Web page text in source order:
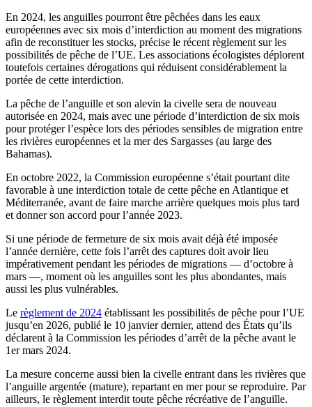
En 2024, les anguilles pourront être pêchées dans les eaux
européennes avec six mois d’interdiction au moment des migrations
afin de reconstituer les stocks, précise le récent règlement sur les
possibilités de pêche de l’UE. Les associations écologistes déplorent
toutefois certaines dérogations qui réduisent considérablement la
portée de cette interdiction.
La pêche de l’anguille et son alevin la civelle sera de nouveau
autorisée en 2024, mais avec une période d’interdiction de six mois
pour protéger l’espèce lors des périodes sensibles de migration entre
les rivières européennes et la mer des Sargasses (au large des
Bahamas).
En octobre 2022, la Commission européenne s’était pourtant dite
favorable à une interdiction totale de cette pêche en Atlantique et
Méditerranée, avant de faire marche arrière quelques mois plus tard
et donner son accord pour l’année 2023.
Si une période de fermeture de six mois avait déjà été imposée
l’année dernière, cette fois l’arrêt des captures doit avoir lieu
impérativement pendant les périodes de migrations — d’octobre à
mars —, moment où les anguilles sont les plus abondantes, mais
aussi les plus vulnérables.
Le règlement de 2024 établissant les possibilités de pêche pour l’UE
jusqu’en 2026, publié le 10 janvier dernier, attend des États qu’ils
déclarent à la Commission les périodes d’arrêt de la pêche avant le
1er mars 2024.
La mesure concerne aussi bien la civelle entrant dans les rivières que
l’anguille argentée (mature), repartant en mer pour se reproduire. Par
ailleurs, le règlement interdit toute pêche récréative de l’anguille.